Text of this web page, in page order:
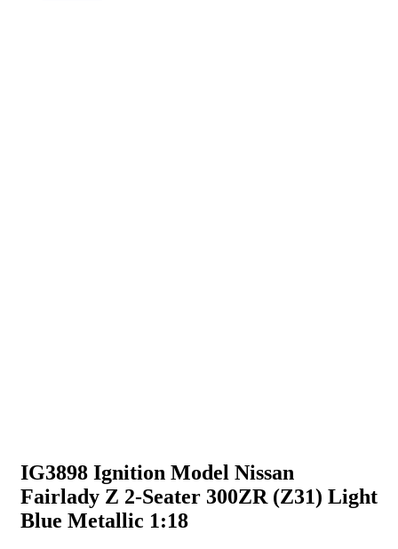
IG3898 Ignition Model Nissan
Fairlady Z 2-Seater 300ZR (Z31) Light
Blue Metallic 1:18